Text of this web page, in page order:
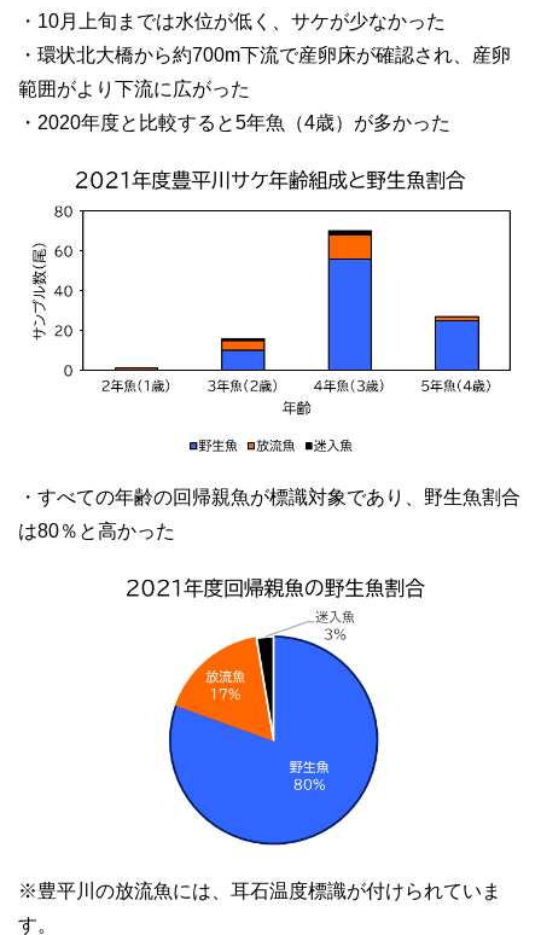
・10月上旬までは水位が低く、サケが少なかった
・環状北大橋から約700m下流で産卵床が確認され、産卵
範囲がより下流に広がった
・2020年度と比較すると5年魚（4歳）が多かった
・すべての年齢の回帰親魚が標識対象であり、野生魚割合
は80％と高かった
※豊平川の放流魚には、耳石温度標識が付けられていま
す。